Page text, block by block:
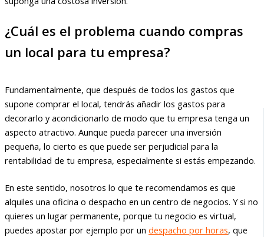
¿Cuál es el problema cuando compras
un local para tu empresa?
Fundamentalmente, que después de todos los gastos que
supone comprar el local, tendrás añadir los gastos para
decorarlo y acondicionarlo de modo que tu empresa tenga un
aspecto atractivo. Aunque pueda parecer una inversión
pequeña, lo cierto es que puede ser perjudicial para la
rentabilidad de tu empresa, especialmente si estás empezando.
En este sentido, nosotros lo que te recomendamos es que
alquiles una oficina o despacho en un centro de negocios. Y si no
quieres un lugar permanente, porque tu negocio es virtual,
puedes apostar por ejemplo por un despacho por horas, que